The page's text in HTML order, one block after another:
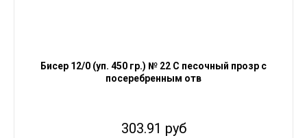
Бисер 12/0 (уп. 450 гр.) № 22 С песочный прозр с
посеребренным отв
303.91 руб